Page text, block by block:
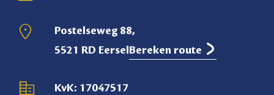
Postelseweg 88,
5521 RD Eersel Bereken route
KvK: 17047517